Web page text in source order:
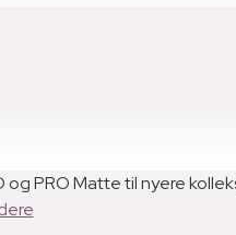
PRO Matte til nyere